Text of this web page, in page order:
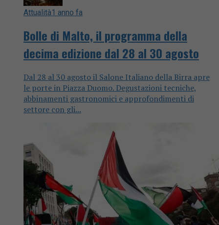
Attualità1 anno fa
Bolle di Malto, il programma della
decima edizione dal 28 al 30 agosto
Dal 28 al 30 agosto il Salone Italiano della Birra apre
le porte in Piazza Duomo. Degustazioni tecniche,
abbinamenti gastronomici e approfondimenti di
settore con gli...